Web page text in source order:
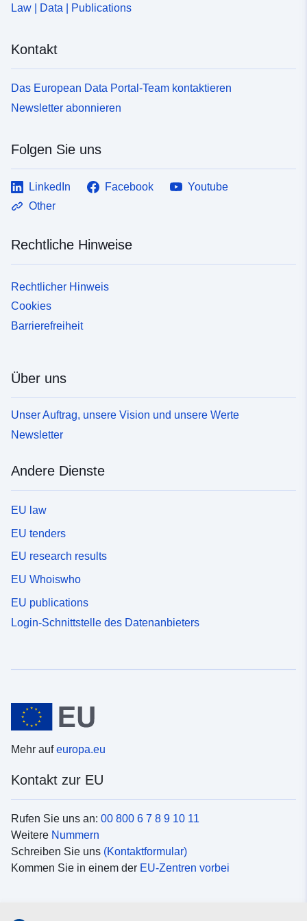
Law | Data | Publications
Kontakt
Das European Data Portal-Team kontaktieren
Newsletter abonnieren
Folgen Sie uns
LinkedIn Facebook
Youtube
Other
Rechtliche Hinweise
Rechtlicher Hinweis
Cookies
Barrierefreiheit
Über uns
Unser Auftrag, unsere Vision und unsere Werte
Newsletter
Andere Dienste
EU law
EU tenders
EU research results
EU Whoiswho
EU publications
Login-Schnittstelle des Datenanbieters
Mehr aufeuropa.eu
Kontakt zur EU
Rufen Sie uns an: 00 800 6 7 8 9 10 11
Weitere Nummern
Schreiben Sie uns (Kontaktformular)
Kommen Sie in einem der EU-Zentren vorbei